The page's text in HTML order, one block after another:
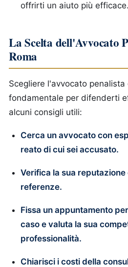
offrirti un aiuto più efficace.
La Scelta dell'Avvocato
Roma
Scegliere l'avvocato penalista
fondamentale per difenderti
alcuni consigli utili:
Cerca un avvocato con
reato di cui sei accusato.
Verifica la sua reputazione
referenze.
Fissa un appuntamento
caso e valuta la sua
professionalità.
Chiarisci i costi della